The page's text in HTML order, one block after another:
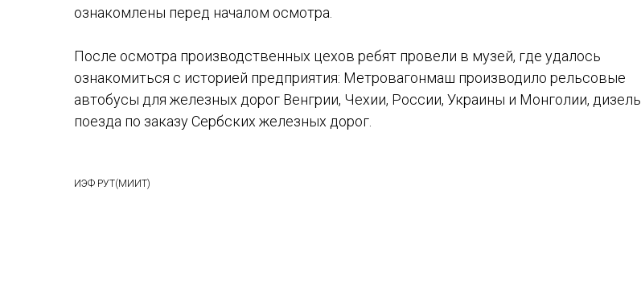
ознакомлены перед началом осмотра.
После осмотра производственных цехов ребят провели в музей, где удалось
ознакомиться с историей предприятия: Метровагонмаш производило рельсовые
автобусы для железных дорог Венгрии, Чехии, России, Украины и Монголии, дизель
поезда по заказу Сербских железных дорог.
ИЭФ РУТ(МИИТ)